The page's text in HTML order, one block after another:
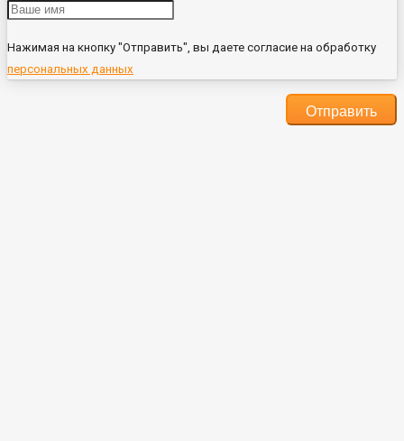
Нажимая на кнопку "Отправить", вы даете согласие на обработку
персональных данных
Отправить